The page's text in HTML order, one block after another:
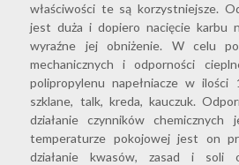
właściwości te są korzystniejsze.
jest duża i dopiero nacięcie karbu
wyraźne jej obniżenie. W celu
mechanicznych i odporności
polipropylenu napełniacze w ilości
szklane, talk, kreda, kauczuk.
działanie czynników
temperaturze pokojowej jest on
działanie kwasów, zasad i soli